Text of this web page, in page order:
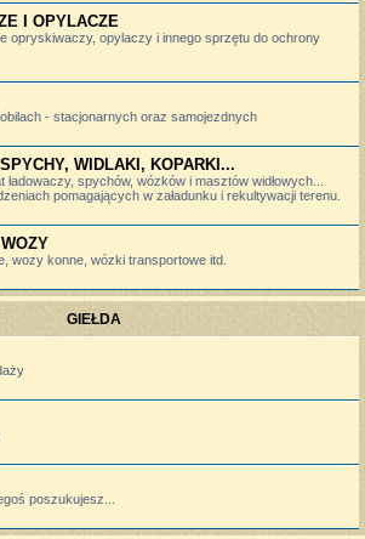
I OPYLACZE
opryskiwaczy, opylaczy i innego sprzętu do ochrony
- stacjonarnych oraz samojezdnych
WIDLAKI, KOPARKI...
spychów, wózków i masztów widłowych...
pomagających w załadunku i rekultywacji terenu.
wozy konne, wózki transportowe itd.
GIEŁDA
poszukujesz...